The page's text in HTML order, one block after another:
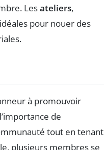
Lesateliers,
pour nouer des
à promouvoir
de
tout en tenant
plusieurs membres se